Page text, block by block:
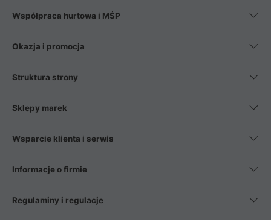
Współpraca hurtowa i MŚP
Okazja i promocja
Struktura strony
Sklepy marek
Wsparcie klienta i serwis
Informacje o firmie
Regulaminy i regulacje